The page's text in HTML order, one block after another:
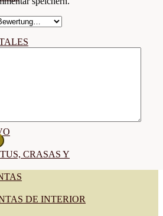
CRASAS Y
DE INTERIOR